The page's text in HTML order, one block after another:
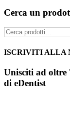
Cerca un
Cerca:
ISCRIVITI ALLA
Unisciti ad oltre
di eDentist